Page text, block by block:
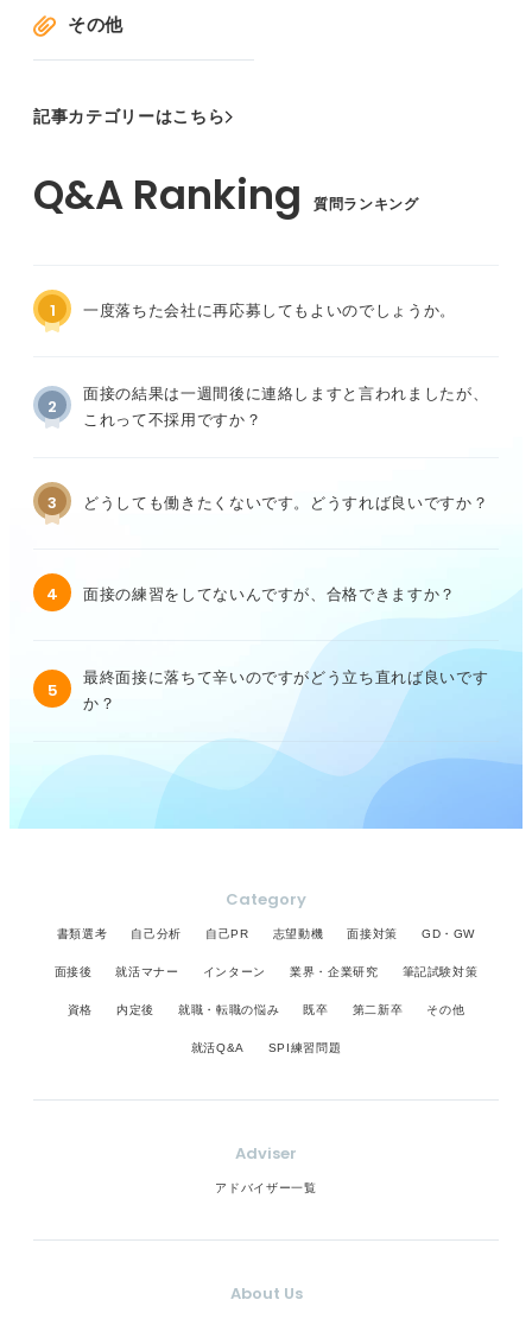
その他
記事カテゴリーはこちら
質問ランキング
1 一度落ちた会社に再応募してもよいのでしょうか。
2
面接の結果は一週間後に連絡しますと言われましたが、
これって不採用ですか？
3 どうしても働きたくないです。どうすれば良いですか？
4 面接の練習をしてないんですが、合格できますか？
5
最終面接に落ちて辛いのですがどう立ち直れば良いです
か？
Category
書類選考 自己分析 自己PR 志望動機 面接対策 GD・GW
面接後 就活マナー インターン 業界・企業研究 筆記試験対策
資格 内定後 就職・転職の悩み 既卒 第二新卒 その他
就活Q&A SPI練習問題
Adviser
アドバイザー一覧
About Us